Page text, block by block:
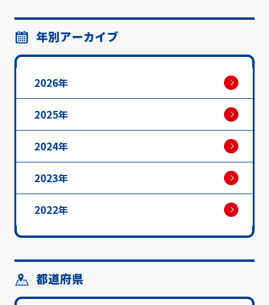
年別アーカイブ
2026年
2025年
2024年
2023年
2022年
都道府県